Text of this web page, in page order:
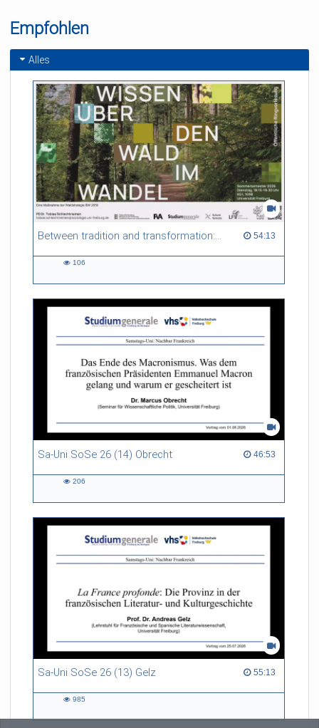
Empfohlen
Alles
Between tradition and transformation: how owners, advisers and institutions co-create knowledge for resilient forests in Europe 54:13
54:13 duration
106
Sa-Uni SoSe 26 (14) Obrecht 46:53
46:53 duration
206
Sa-Uni SoSe 26 (13) Gelz 55:13
55:13 duration
985